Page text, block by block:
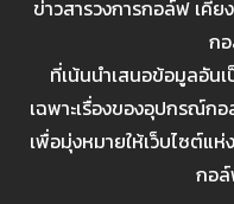
ข่าวสารวงการกอล์ฟ เคี
ก
ที่เน้นนำเสนอข้อมูลอัน
เฉพาะเรื่องของอุปกรณ์ก
เพื่อมุ่งหมายให้เว็บไซต์แ
กอล์